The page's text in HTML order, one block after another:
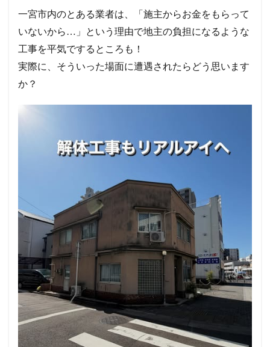
一宮市内のとある業者は、「施主からお金をもらって
いないから…」という理由で地主の負担になるような
工事を平気でするところも！
実際に、そういった場面に遭遇されたらどう思います
か？